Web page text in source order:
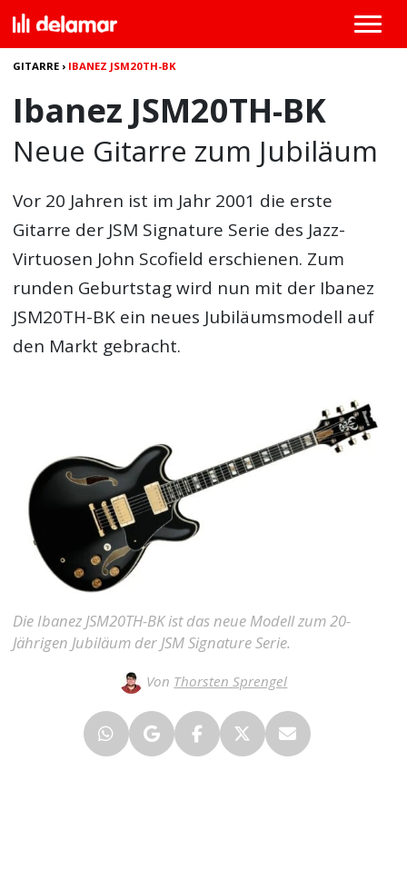
GITARRE › IBANEZ JSM20TH-BK
Ibanez JSM20TH-BK
Neue Gitarre zum Jubiläum
Vor 20 Jahren ist im Jahr 2001 die erste
Gitarre der JSM Signature Serie des Jazz-
Virtuosen John Scofield erschienen. Zum
runden Geburtstag wird nun mit der Ibanez
JSM20TH-BK ein neues Jubiläumsmodell auf
den Markt gebracht.
Die Ibanez JSM20TH-BK ist das neue Modell zum 20-
Jährigen Jubiläum der JSM Signature Serie.
Von Thorsten Sprengel